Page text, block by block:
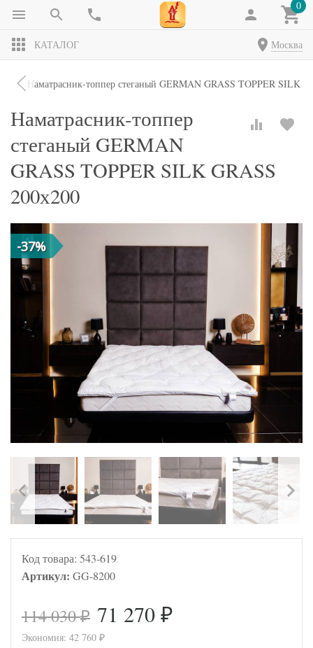
0
КАТАЛОГ Москва
Наматрасник-топпер стеганый GERMAN GRASS TOPPER SILK
Наматрасник-топпер
стеганый GERMAN
GRASS TOPPER SILK GRASS
200х200
-37%
Код товара: 543-619
Артикул: GG-8200
114 030₽ 71 270 ₽
Экономия: 42 760 ₽